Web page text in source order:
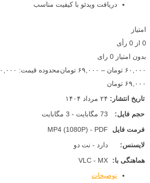
دریافت ویدئو با کیفیت مناسب
امتیاز
0 از 0 رأی
بدون امتیاز 0 رای
۶۰,۰۰۰ تومان – ۶۹,۰۰۰ تومان
۶۹,۰۰۰ تومان
تاریخ انتشار: ۲۴ مرداد ۱۴۰۴
حجم فایل:
73 مگابایت - 3 مگابایت
فرمت فایل
MP4 (1080P) - PDF
لایسنس:
دارد - نت دو
هماهنگی با:
VLC - MX
توضیحات